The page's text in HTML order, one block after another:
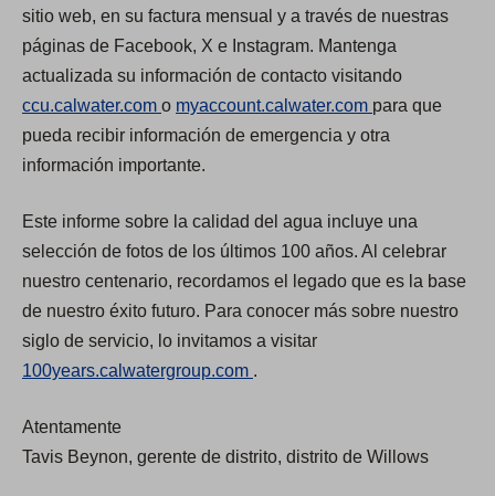
sitio web, en su factura mensual y a través de nuestras
páginas de Facebook, X e Instagram. Mantenga
actualizada su información de contacto visitando
ccu.calwater.com (
O
p
n
s
i
n
a
n
t
o myaccount.calwater.com (
O
n
s
i
n
t
para que
pueda recibir información de emergencia y otra
información importante.
Este informe sobre la calidad del agua incluye una
selección de fotos de los últimos 100 años. Al celebrar
nuestro centenario, recordamos el legado que es la base
de nuestro éxito futuro. Para conocer más sobre nuestro
siglo de servicio, lo invitamos a visitar
100years.calwatergroup.com
e
.
Atentamente
Tavis Beynon, gerente de distrito, distrito de Willows